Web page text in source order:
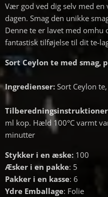
Vær god ved dig selv med
dagen. Smag den unikke
Denne te er lavet med omhu
fantastisk tilføjelse til dit te-
Sort Ceylon te med smag,
Ingredienser: Sort Ceylon
ml kop. Hæld 100°C varmt
minutter
Stykker i en æske: 100
Æsker i en pakke: 5
Pakker i en kasse: 6
Ydre Emballage: Folie